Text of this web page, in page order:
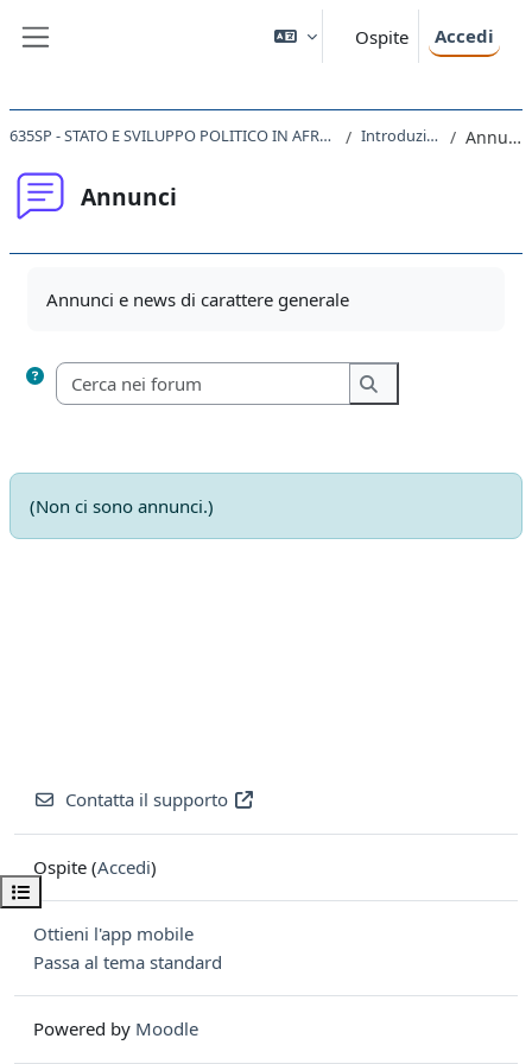
Ospite Accedi
Apri indice del corso
635SP - STATO E SVILUPPO POLITICO IN AFRICA 2023 Introduzione Annunci
Annunci
Annunci e news di carattere generale
Cerca nei forum
Cerca nei forum
(Non ci sono annunci.)
Contatta il supporto
Ospite (Accedi)
Ottieni l'app mobile
Passa al tema standard
Powered by Moodle